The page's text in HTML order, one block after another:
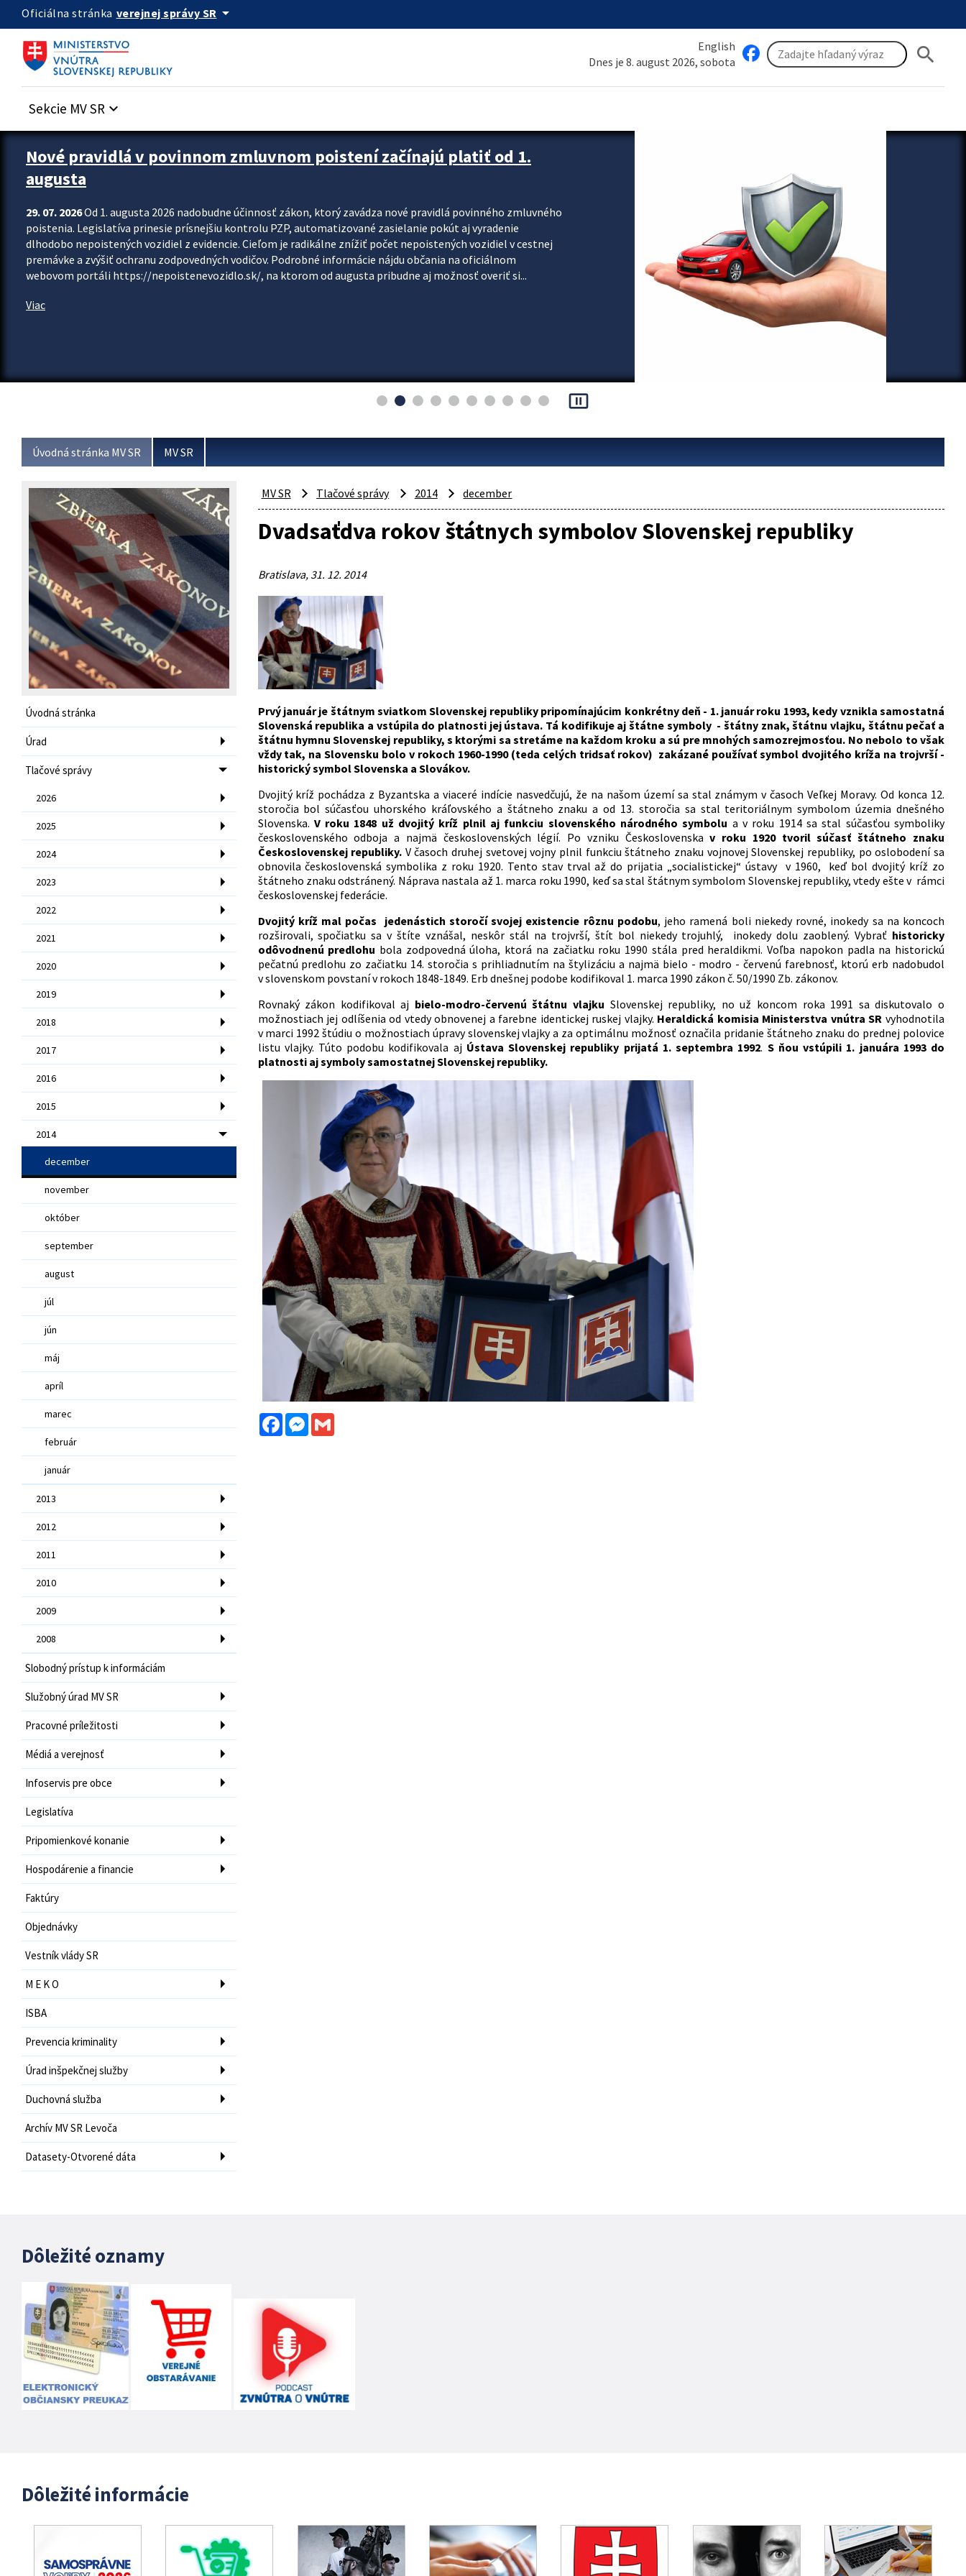
Preskocit na hlavný obsah
Oficiálna stránka verejnej správy SR arrow_drop_down
English
Dnes je 8. august 2026, sobota
search
Sekcie MV SR keyboard_arrow_down
Zastavit automatický posun upútavok
Nové pravidlá v povinnom zmluvnom poistení začínajú platiť od 1.
augusta
29. 07. 2026Od 1. augusta 2026 nadobudne účinnosť zákon, ktorý zavádza nové pravidlá povinného zmluvného
poistenia. Legislatíva prinesie prísnejšiu kontrolu PZP, automatizované zasielanie pokút aj vyradenie
dlhodobo nepoistených vozidiel z evidencie. Cieľom je radikálne znížiť počet nepoistených vozidiel v cestnej
premávke a zvýšiť ochranu zodpovedných vodičov. Podrobné informácie nájdu občania na oficiálnom
webovom portáli https://nepoistenevozidlo.sk/, na ktorom od augusta pribudne aj možnosť overiť si...
Viac
pause_presentation
Úvodná stránka MV SR MV SR
Úvodná stránka
Úrad
Tlačové správy
2026
2025
2024
2023
2022
2021
2020
2019
2018
2017
2016
2015
2014
december
november
október
september
august
júl
jún
máj
apríl
marec
február
január
2013
2012
2011
2010
2009
2008
Slobodný prístup k informáciám
Služobný úrad MV SR
Pracovné príležitosti
Médiá a verejnosť
Infoservis pre obce
Legislatíva
Pripomienkové konanie
Hospodárenie a financie
Faktúry
Objednávky
Vestník vlády SR
M E K O
ISBA
Prevencia kriminality
Úrad inšpekčnej služby
Duchovná služba
Archív MV SR Levoča
Datasety-Otvorené dáta
MV SR Tlačové správy 2014 december
Dvadsaťdva rokov štátnych symbolov Slovenskej republiky
Bratislava, 31. 12. 2014
Prvý január je štátnym sviatkom Slovenskej republiky pripomínajúcim konkrétny deň - 1. január roku 1993, kedy vznikla samostatná
Slovenská republika a vstúpila do platnosti jej ústava. Tá kodifikuje aj štátne symboly - štátny znak, štátnu vlajku, štátnu pečať a
štátnu hymnu Slovenskej republiky, s ktorými sa stretáme na každom kroku a sú pre mnohých samozrejmosťou. No nebolo to však
vždy tak, na Slovensku bolo v rokoch 1960-1990 (teda celých tridsať rokov) zakázané používať symbol dvojitého kríža na trojvrší -
historický symbol Slovenska a Slovákov.
Dvojitý kríž pochádza z Byzantska a viaceré indície nasvedčujú, že na našom území sa stal známym v časoch Veľkej Moravy. Od konca 12.
storočia bol súčasťou uhorského kráľovského a štátneho znaku a od 13. storočia sa stal teritoriálnym symbolom územia dnešného
Slovenska. V roku 1848 už dvojitý kríž plnil aj funkciu slovenského národného symbolu a v roku 1914 sa stal súčasťou symboliky
československého odboja a najmä československých légií. Po vzniku Československav roku 1920 tvoril súčasť štátneho znaku
Československej republiky. V časoch druhej svetovej vojny plnil funkciu štátneho znaku vojnovej Slovenskej republiky, po oslobodení sa
obnovila československá symbolika z roku 1920. Tento stav trval až do prijatia „socialistickej“ ústavy v 1960, keď bol dvojitý kríž zo
štátneho znaku odstránený. Náprava nastala až 1. marca roku 1990, keď sa stal štátnym symbolom Slovenskej republiky, vtedy ešte v rámci
československej federácie.
Dvojitý kríž mal počas jedenástich storočí svojej existencie rôznu podobu, jeho ramená boli niekedy rovné, inokedy sa na koncoch
rozširovali, spočiatku sa v štíte vznášal, neskôr stál na trojvrší, štít bol niekedy trojuhlý, inokedy dolu zaoblený. Vybrať historicky
odôvodnenú predlohu bola zodpovedná úloha, ktorá na začiatku roku 1990 stála pred heraldikmi. Voľba napokon padla na historickú
pečatnú predlohu zo začiatku 14. storočia s prihliadnutím na štylizáciu a najmä bielo - modro - červenú farebnosť, ktorú erb nadobudol
v slovenskom povstaní v rokoch 1848-1849. Erb dnešnej podobe kodifikoval 1. marca 1990 zákon č. 50/1990 Zb. zákonov.
Rovnaký zákon kodifikoval aj bielo-modro-červenú štátnu vlajku Slovenskej republiky, no už koncom roka 1991 sa diskutovalo o
možnostiach jej odlíšenia od vtedy obnovenej a farebne identickej ruskej vlajky. Heraldická komisia Ministerstva vnútra SR vyhodnotila
v marci 1992 štúdiu o možnostiach úpravy slovenskej vlajky a za optimálnu možnosť označila pridanie štátneho znaku do prednej polovice
listu vlajky. Túto podobu kodifikovala aj Ústava Slovenskej republiky prijatá 1. septembra 1992. S ňou vstúpili 1. januára 1993 do
platnosti aj symboly samostatnej Slovenskej republiky.
FacebookMessenger
Gmail
Dôležité oznamy
Dôležité informácie